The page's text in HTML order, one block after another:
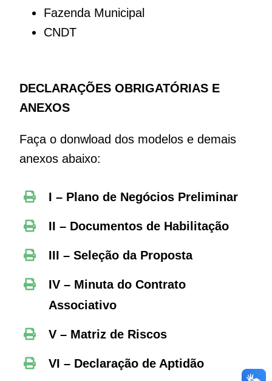
Fazenda Municipal
CNDT
DECLARAÇÕES OBRIGATÓRIAS E
ANEXOS
Faça o donwload dos modelos e demais
anexos abaixo:
I – Plano de Negócios Preliminar
II – Documentos de Habilitação
III – Seleção da Proposta
IV – Minuta do Contrato
Associativo
V – Matriz de Riscos
VI – Declaração de Aptidão